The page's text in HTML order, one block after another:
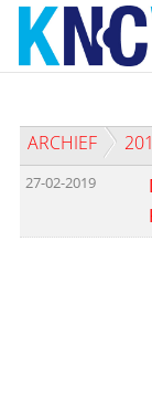
Sla
links
over
de
inhoud
ARCHIEF
27-02-2019